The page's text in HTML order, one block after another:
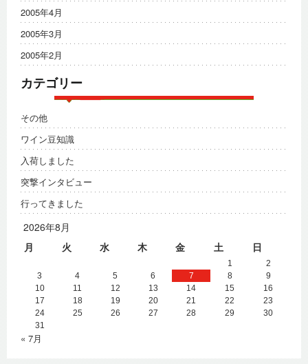
2005年4月
2005年3月
2005年2月
カテゴリー
その他
ワイン豆知識
入荷しました
突撃インタビュー
行ってきました
2026年8月
月
火 水 木 金 土 日
1
2
3
4 5 6 7 8
9
10
11 12 13 14 15
16
17
18 19 20 21 22
23
24
25 26 27 28 29
30
31
« 7月